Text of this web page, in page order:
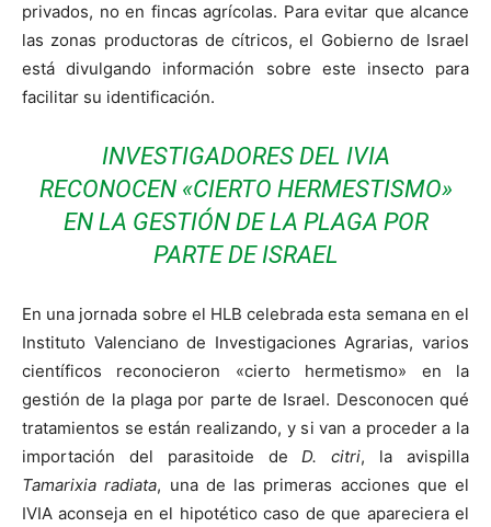
privados, no en fincas agrícolas. Para evitar que alcance
las zonas productoras de cítricos, el Gobierno de Israel
está divulgando información sobre este insecto para
facilitar su identificación.
INVESTIGADORES DEL IVIA
RECONOCEN «CIERTO HERMESTISMO»
EN LA GESTIÓN DE LA PLAGA POR
PARTE DE ISRAEL
En una jornada sobre el HLB celebrada esta semana en el
Instituto Valenciano de Investigaciones Agrarias, varios
científicos reconocieron «cierto hermetismo» en la
gestión de la plaga por parte de Israel. Desconocen qué
tratamientos se están realizando, y si van a proceder a la
importación del parasitoide deD. citri, la avispilla
Tamarixia radiata, una de las primeras acciones que el
IVIA aconseja en el hipotético caso de que apareciera el